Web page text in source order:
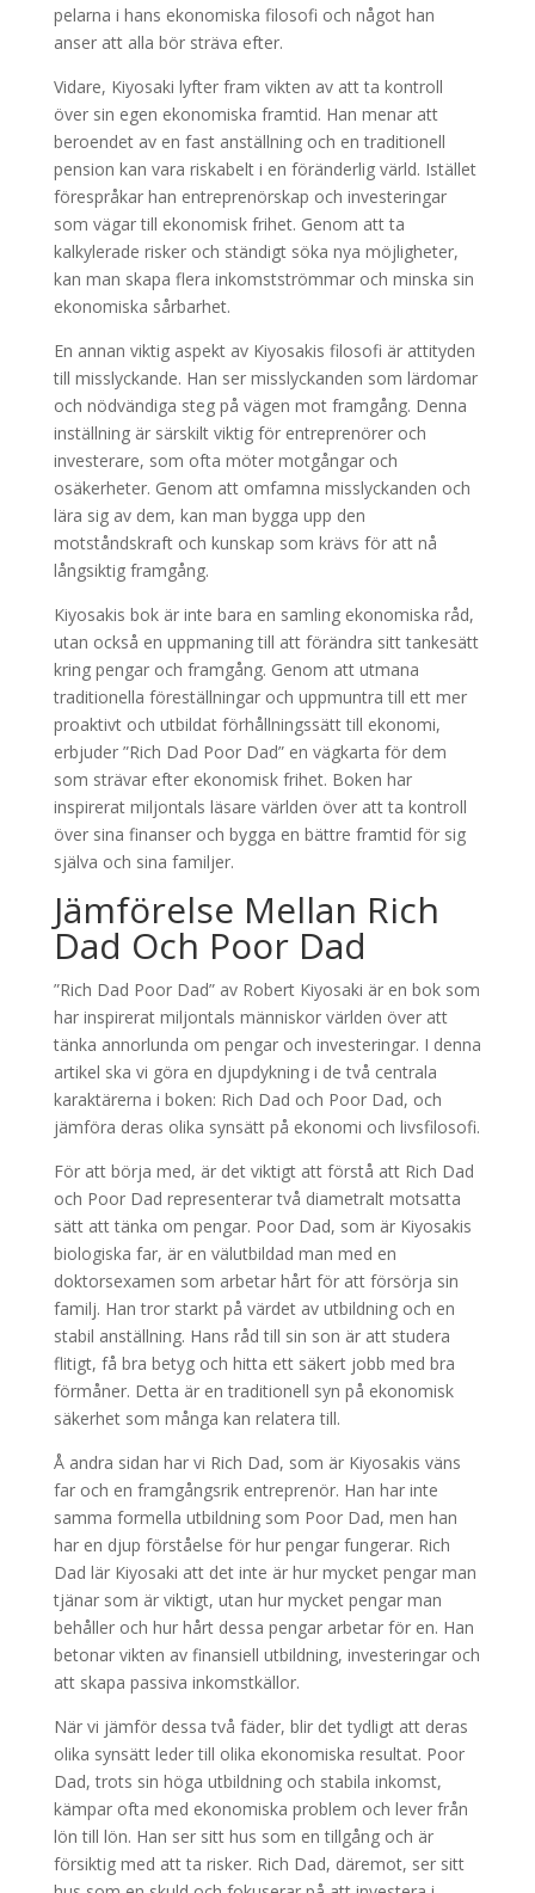
pelarna i hans ekonomiska filosofi och något han
anser att alla bör sträva efter.
Vidare, Kiyosaki lyfter fram vikten av att ta kontroll
över sin egen ekonomiska framtid. Han menar att
beroendet av en fast anställning och en traditionell
pension kan vara riskabelt i en föränderlig värld. Istället
förespråkar han entreprenörskap och investeringar
som vägar till ekonomisk frihet. Genom att ta
kalkylerade risker och ständigt söka nya möjligheter,
kan man skapa flera inkomstströmmar och minska sin
ekonomiska sårbarhet.
En annan viktig aspekt av Kiyosakis filosofi är attityden
till misslyckande. Han ser misslyckanden som lärdomar
och nödvändiga steg på vägen mot framgång. Denna
inställning är särskilt viktig för entreprenörer och
investerare, som ofta möter motgångar och
osäkerheter. Genom att omfamna misslyckanden och
lära sig av dem, kan man bygga upp den
motståndskraft och kunskap som krävs för att nå
långsiktig framgång.
Kiyosakis bok är inte bara en samling ekonomiska råd,
utan också en uppmaning till att förändra sitt tankesätt
kring pengar och framgång. Genom att utmana
traditionella föreställningar och uppmuntra till ett mer
proaktivt och utbildat förhållningssätt till ekonomi,
erbjuder ”Rich Dad Poor Dad” en vägkarta för dem
som strävar efter ekonomisk frihet. Boken har
inspirerat miljontals läsare världen över att ta kontroll
över sina finanser och bygga en bättre framtid för sig
själva och sina familjer.
Jämförelse Mellan Rich
Dad Och Poor Dad
”Rich Dad Poor Dad” av Robert Kiyosaki är en bok som
har inspirerat miljontals människor världen över att
tänka annorlunda om pengar och investeringar. I denna
artikel ska vi göra en djupdykning i de två centrala
karaktärerna i boken: Rich Dad och Poor Dad, och
jämföra deras olika synsätt på ekonomi och livsfilosofi.
För att börja med, är det viktigt att förstå att Rich Dad
och Poor Dad representerar två diametralt motsatta
sätt att tänka om pengar. Poor Dad, som är Kiyosakis
biologiska far, är en välutbildad man med en
doktorsexamen som arbetar hårt för att försörja sin
familj. Han tror starkt på värdet av utbildning och en
stabil anställning. Hans råd till sin son är att studera
flitigt, få bra betyg och hitta ett säkert jobb med bra
förmåner. Detta är en traditionell syn på ekonomisk
säkerhet som många kan relatera till.
Å andra sidan har vi Rich Dad, som är Kiyosakis väns
far och en framgångsrik entreprenör. Han har inte
samma formella utbildning som Poor Dad, men han
har en djup förståelse för hur pengar fungerar. Rich
Dad lär Kiyosaki att det inte är hur mycket pengar man
tjänar som är viktigt, utan hur mycket pengar man
behåller och hur hårt dessa pengar arbetar för en. Han
betonar vikten av finansiell utbildning, investeringar och
att skapa passiva inkomstkällor.
När vi jämför dessa två fäder, blir det tydligt att deras
olika synsätt leder till olika ekonomiska resultat. Poor
Dad, trots sin höga utbildning och stabila inkomst,
kämpar ofta med ekonomiska problem och lever från
lön till lön. Han ser sitt hus som en tillgång och är
försiktig med att ta risker. Rich Dad, däremot, ser sitt